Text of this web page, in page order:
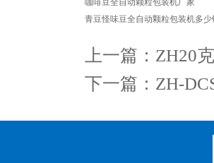
咖啡豆全自动颗粒包装机厂家
青豆怪味豆全自动颗粒包装机多少
上一篇： ZH20
下一篇： ZH-